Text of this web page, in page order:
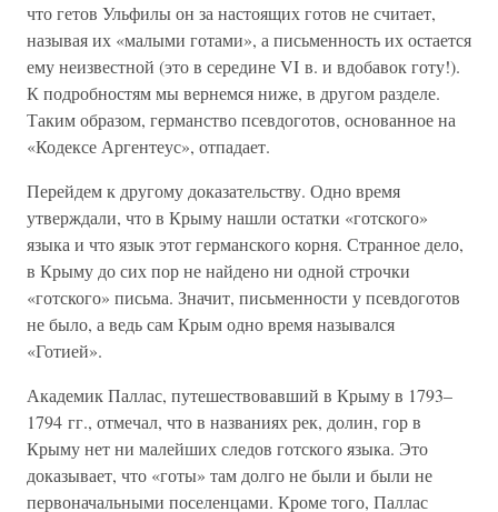
что гетов Ульфилы он за настоящих готов не считает,
называя их «малыми готами», а письменность их остается
ему неизвестной (это в середине VI в. и вдобавок готу!).
К подробностям мы вернемся ниже, в другом разделе.
Таким образом, германство псевдоготов, основанное на
«Кодексе Аргентеус», отпадает.
Перейдем к другому доказательству. Одно время
утверждали, что в Крыму нашли остатки «готского»
языка и что язык этот германского корня. Странное дело,
в Крыму до сих пор не найдено ни одной строчки
«готского» письма. Значит, письменности у псевдоготов
не было, а ведь сам Крым одно время назывался
«Готией».
Академик Паллас, путешествовавший в Крыму в 1793–
1794 гг., отмечал, что в названиях рек, долин, гор в
Крыму нет ни малейших следов готского языка. Это
доказывает, что «готы» там долго не были и были не
первоначальными поселенцами. Кроме того, Паллас